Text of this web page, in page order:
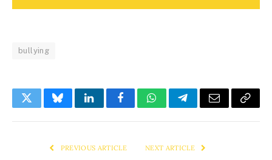
bullying
TwitterBlueskyLinkedInFacebookWhatsAppTelegramEmail Copy
PREVIOUS ARTICLE NEXT ARTICLE